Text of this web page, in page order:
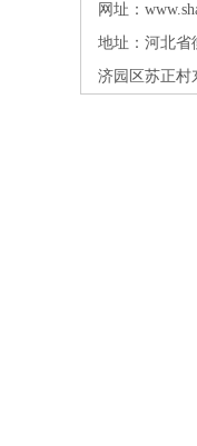
网址：
地址：河北省
济园区苏正村